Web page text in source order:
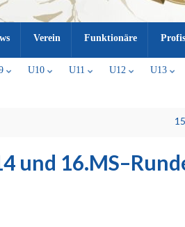
Verein Funktionäre Profis
U10 U11 U12 U13
und